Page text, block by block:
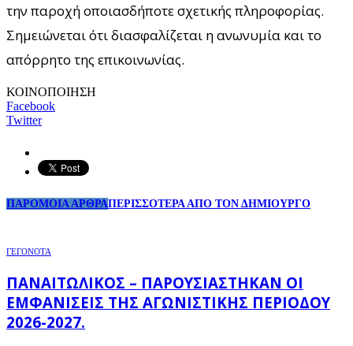
την παροχή οποιασδήποτε σχετικής πληροφορίας.
Σημειώνεται ότι διασφαλίζεται η ανωνυμία και το
απόρρητο της επικοινωνίας.
ΚΟΙΝΟΠΟΙΗΣΗ
Facebook
Twitter
ΠΑΡΟΜΟΙΑ ΑΡΘΡΑΠΕΡΙΣΣΟΤΕΡΑ ΑΠΟ ΤΟΝ ΔΗΜΙΟΥΡΓΟ
ΓΕΓΟΝΟΤΑ
ΠΑΝΑΙΤΩΛΙΚΌΣ – ΠΑΡΟΥΣΙΆΣΤΗΚΑΝ ΟΙ
ΕΜΦΑΝΊΣΕΙΣ ΤΗΣ ΑΓΩΝΙΣΤΙΚΉΣ ΠΕΡΙΌΔΟΥ
2026-2027.